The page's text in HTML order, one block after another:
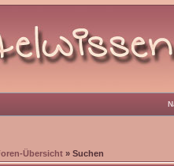
Übersicht » Suchen